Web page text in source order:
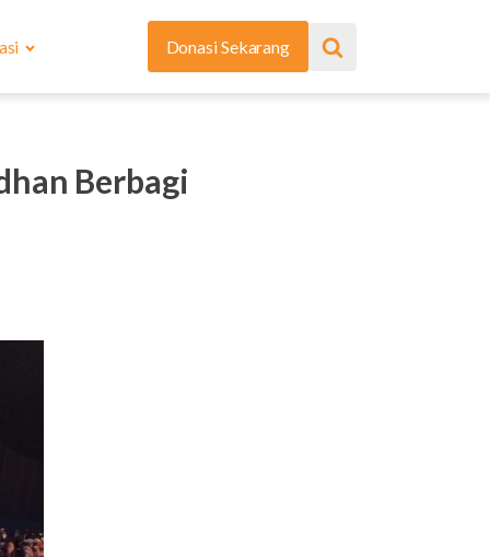
Donasi Sekarang
Berbagi